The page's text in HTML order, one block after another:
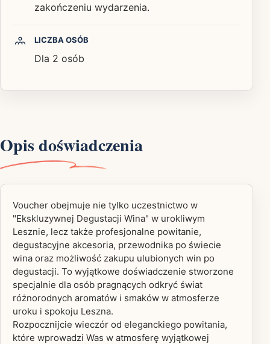
zakończeniu wydarzenia.
LICZBA OSÓB
Dla 2 osób
Opis doświadczenia
Voucher obejmuje nie tylko uczestnictwo w
"Ekskluzywnej Degustacji Wina" w urokliwym
Lesznie, lecz także profesjonalne powitanie,
degustacyjne akcesoria, przewodnika po świecie
wina oraz możliwość zakupu ulubionych win po
degustacji. To wyjątkowe doświadczenie stworzone
specjalnie dla osób pragnących odkryć świat
różnorodnych aromatów i smaków w atmosferze
uroku i spokoju Leszna.
Rozpocznijcie wieczór od eleganckiego powitania,
które wprowadzi Was w atmosferę wyjątkowej